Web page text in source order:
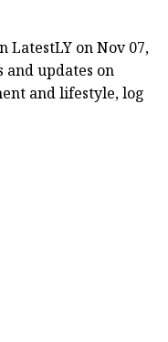
LatestLY on Nov 07,
and updates on
and lifestyle, log